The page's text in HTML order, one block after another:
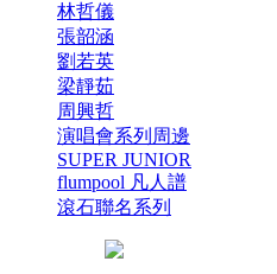
林哲儀
張韶涵
劉若英
梁靜茹
周興哲
演唱會系列周邊
SUPER JUNIOR
flumpool 凡人譜
滾石聯名系列